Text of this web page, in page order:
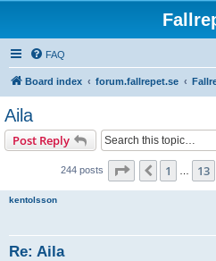
FAQ
Board index forum.fallrepet.se
Aila
Post Reply
244 posts Page 15 of 17
Previous
1 13
kentolsson
Re: Aila